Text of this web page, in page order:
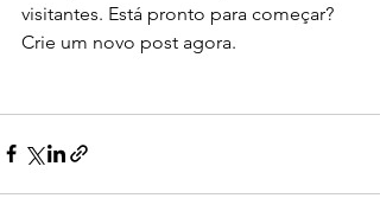
visitantes. Está pronto para começar?
Crie um novo post agora.